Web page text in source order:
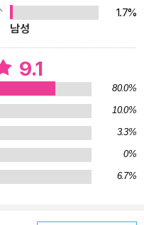
1.7%
남성
9.1
80.0%
10.0%
3.3%
0%
6.7%